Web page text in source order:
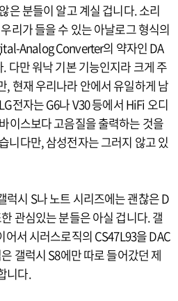
은 분들이 알고 계실 겁니다. 소리
리가 들을 수 있는 아날로그 형식의
Analog Converter의 약자인 DA
다만 워낙 기본 기능인지라 크게 주
, 현재 우리나라 안에서 유일하게 남
전자는 G6나 V30 등에서 HiFi 오디
이스보다 고음질을 출력하는 것을
니다만, 삼성전자는 그러지 않고 있
럭시 S나 노트 시리즈에는 괜찮은 D
관심있는 분들은 아실 겁니다. 갤
어서 시러스로직의 CS47L93을 DAC
갤럭시 S8에만 따로 들어갔던 제
니다.